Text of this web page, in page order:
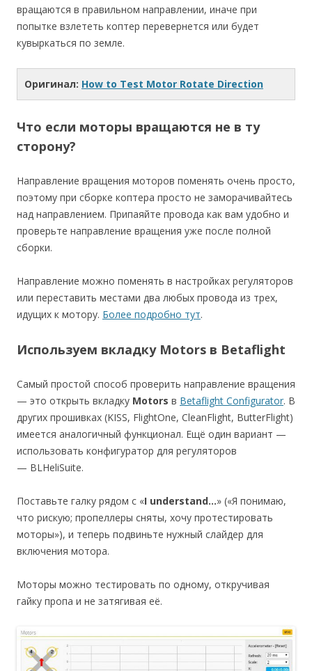
вращаются в правильном направлении, иначе при
попытке взлететь коптер перевернется или будет
кувыркаться по земле.
Оригинал: How to Test Motor Rotate Direction
Что если моторы вращаются не в ту
сторону?
Направление вращения моторов поменять очень просто,
поэтому при сборке коптера просто не заморачивайтесь
над направлением. Припаяйте провода как вам удобно и
проверьте направление вращения уже после полной
сборки.
Направление можно поменять в настройках регуляторов
или переставить местами два любых провода из трех,
идущих к мотору. Более подробно тут.
Используем вкладку Motors в Betaflight
Самый простой способ проверить направление вращения
— это открыть вкладку Motors в Betaflight Configurator. В
других прошивках (KISS, FlightOne, CleanFlight, ButterFlight)
имеется аналогичный функционал. Ещё один вариант —
использовать конфигуратор для регуляторов
— BLHeliSuite.
Поставьте галку рядом с «I understand…» («Я понимаю,
что рискую; пропеллеры сняты, хочу протестировать
моторы»), и теперь подвиньте нужный слайдер для
включения мотора.
Моторы можно тестировать по одному, откручивая
гайку пропа и не затягивая её.